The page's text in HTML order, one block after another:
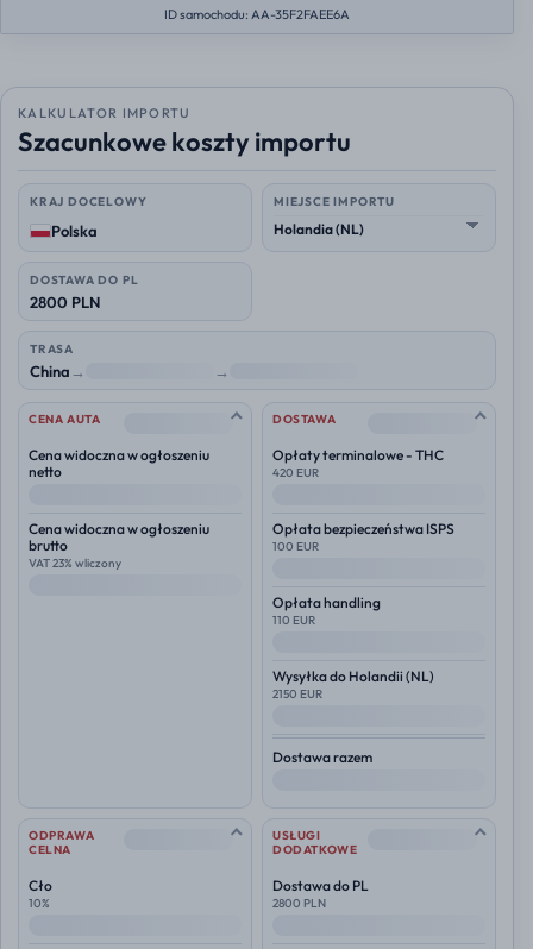
ID samochodu: AA-35F2FAEE6A
KALKULATOR IMPORTU
Szacunkowe koszty importu
KRAJ DOCELOWY
Polska
MIEJSCE IMPORTU
DOSTAWA DO PL
2800 PLN
TRASA
China→ →
CENA AUTA --
Cena widoczna w ogłoszeniu
netto
Cena widoczna w ogłoszeniu
brutto
VAT 23% wliczony
DOSTAWA --
Opłaty terminalowe - THC
420 EUR
Opłata bezpieczeństwa ISPS
100 EUR
Opłata handling
110 EUR
Wysyłka do Holandii (NL)
2150 EUR
Dostawa razem
ODPRAWA
CELNA
--
Cło
10%
USŁUGI
DODATKOWE
--
Dostawa do PL
2800 PLN